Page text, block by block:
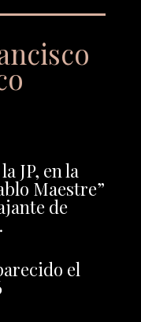
JP, en la
Maestre”
de
el